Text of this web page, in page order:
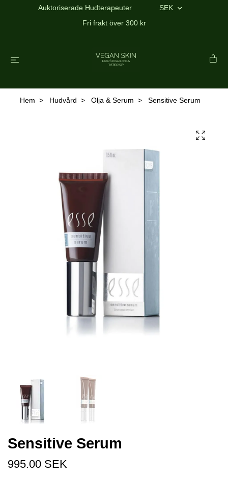
Auktoriserade Hudterapeuter
SEK
Fri frakt över 300 kr
Hem Hudvård Olja & Serum Sensitive Serum
Sensitive Serum
995.00 SEK